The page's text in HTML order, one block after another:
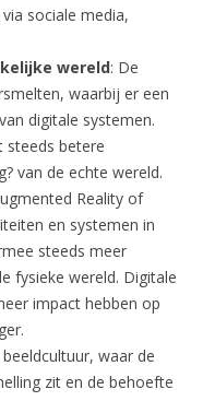
sociale media,
wereld: De
waarbij er een
digitale systemen.
steeds betere
van de echte wereld.
Reality of
en systemen in
steeds meer
fysieke wereld. Digitale
impact hebben op
waar de
zit en de behoefte